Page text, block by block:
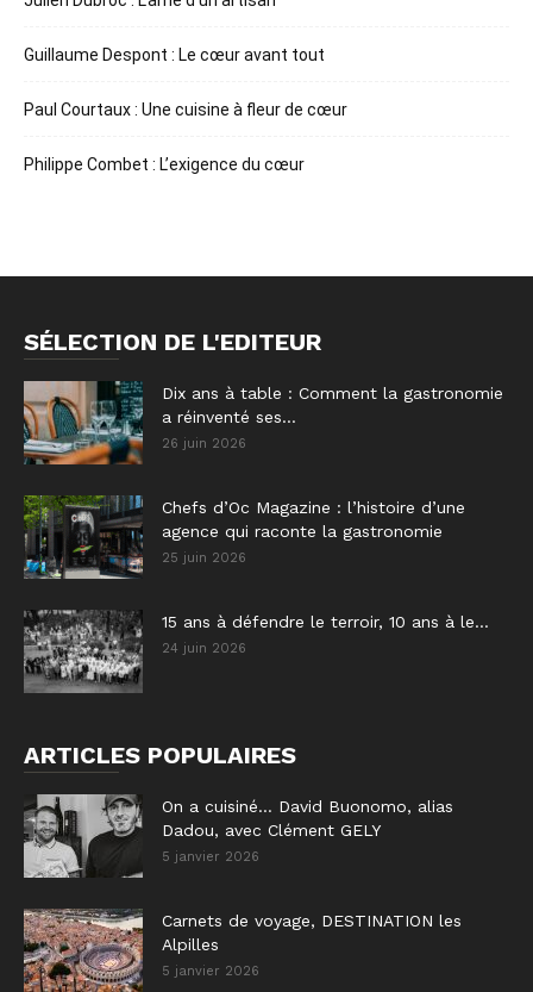
Guillaume Despont : Le cœur avant tout
Paul Courtaux : Une cuisine à fleur de cœur
Philippe Combet : L’exigence du cœur
SÉLECTION DE L'EDITEUR
Dix ans à table : Comment la gastronomie
a réinventé ses...
26 juin 2026
Chefs d’Oc Magazine : l’histoire d’une
agence qui raconte la gastronomie
25 juin 2026
15 ans à défendre le terroir, 10 ans à le...
24 juin 2026
ARTICLES POPULAIRES
On a cuisiné… David Buonomo, alias
Dadou, avec Clément GELY
5 janvier 2026
Carnets de voyage, DESTINATION les
Alpilles
5 janvier 2026